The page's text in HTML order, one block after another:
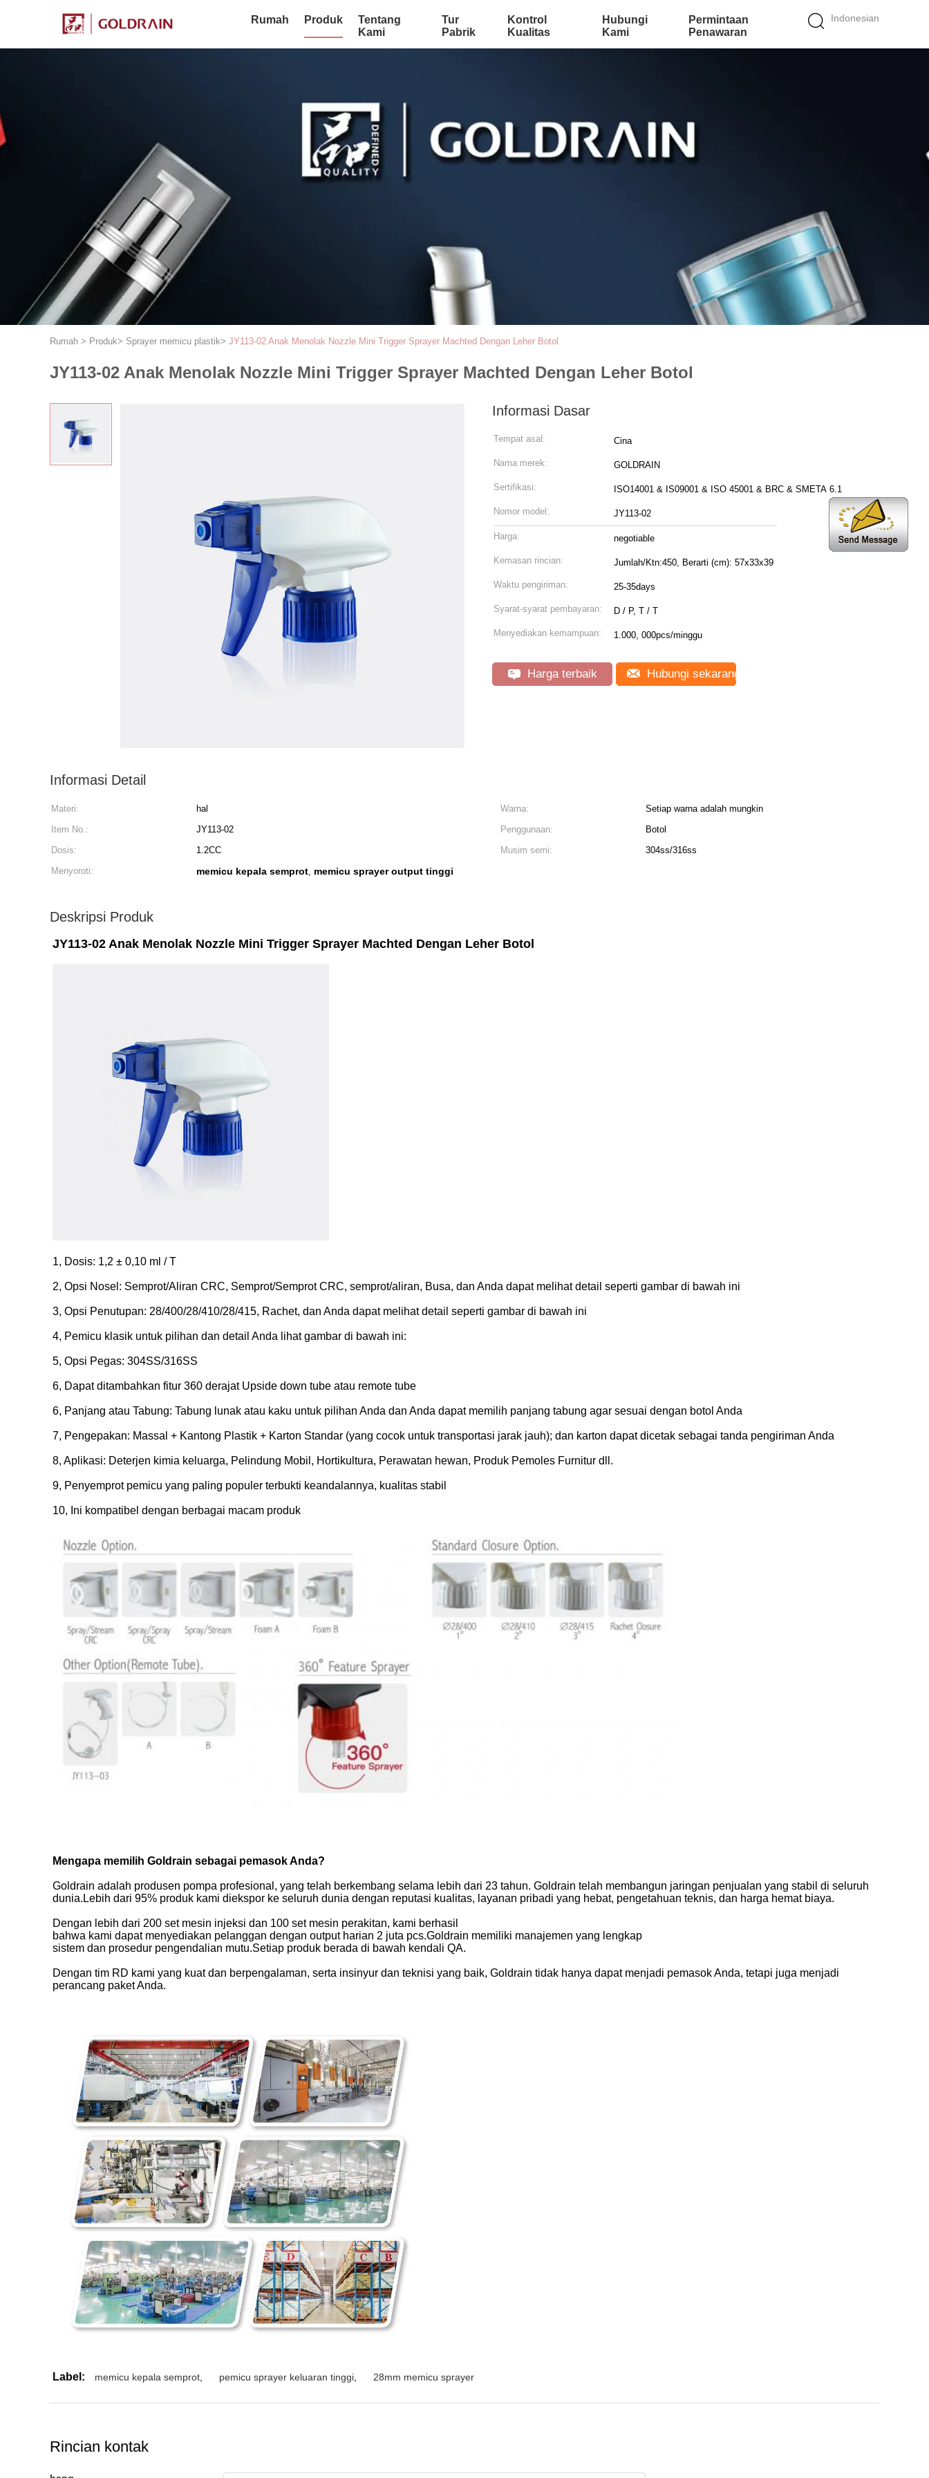
Indonesian
Rumah Produk
Tentang
Kami
Tur
Pabrik
Kontrol
Kualitas
Hubungi
Kami
Permintaan
Penawaran
Rumah > Produk> Sprayer memicu plastik> JY113-02 Anak Menolak Nozzle Mini Trigger Sprayer Machted Dengan Leher Botol
JY113-02 Anak Menolak Nozzle Mini Trigger Sprayer Machted Dengan Leher Botol
Informasi Dasar
Tempat asal: Cina
Nama merek: GOLDRAIN
Sertifikasi: ISO14001 & IS09001 & ISO 45001 & BRC & SMETA 6.1
Nomor model: JY113-02
Harga: negotiable
Kemasan rincian: Jumlah/Ktn:450, Berarti (cm): 57x33x39
Waktu pengiriman: 25-35days
Syarat-syarat pembayaran: D / P, T / T
Menyediakan kemampuan: 1.000, 000pcs/minggu
Harga terbaik Hubungi sekarang
Informasi Detail
Materi: hal Warna:
Setiap warna adalah mungkin
Item No.:
JY113-02 Penggunaan:
Botol
Dosis:
1.2CC Musim semi:
304ss/316ss
Menyoroti:
memicu kepala semprot, memicu sprayer output tinggi
Deskripsi Produk
JY113-02 Anak Menolak Nozzle Mini Trigger Sprayer Machted Dengan Leher Botol
1, Dosis: 1,2 ± 0,10 ml / T
2, Opsi Nosel: Semprot/Aliran CRC, Semprot/Semprot CRC, semprot/aliran, Busa, dan Anda dapat melihat detail seperti gambar di bawah ini
3, Opsi Penutupan: 28/400/28/410/28/415, Rachet, dan Anda dapat melihat detail seperti gambar di bawah ini
4, Pemicu klasik untuk pilihan dan detail Anda lihat gambar di bawah ini:
5, Opsi Pegas: 304SS/316SS
6, Dapat ditambahkan fitur 360 derajat Upside down tube atau remote tube
6, Panjang atau Tabung: Tabung lunak atau kaku untuk pilihan Anda dan Anda dapat memilih panjang tabung agar sesuai dengan botol Anda
7, Pengepakan: Massal + Kantong Plastik + Karton Standar (yang cocok untuk transportasi jarak jauh); dan karton dapat dicetak sebagai tanda pengiriman Anda
8, Aplikasi: Deterjen kimia keluarga, Pelindung Mobil, Hortikultura, Perawatan hewan, Produk Pemoles Furnitur dll.
9, Penyemprot pemicu yang paling populer terbukti keandalannya, kualitas stabil
10, Ini kompatibel dengan berbagai macam produk
Mengapa memilih Goldrain sebagai pemasok Anda?
Goldrain adalah produsen pompa profesional, yang telah berkembang selama lebih dari 23 tahun. Goldrain telah membangun jaringan penjualan yang stabil di seluruh
dunia.Lebih dari 95% produk kami diekspor ke seluruh dunia dengan reputasi kualitas, layanan pribadi yang hebat, pengetahuan teknis, dan harga hemat biaya.
Dengan lebih dari 200 set mesin injeksi dan 100 set mesin perakitan, kami berhasil
bahwa kami dapat menyediakan pelanggan dengan output harian 2 juta pcs.Goldrain memiliki manajemen yang lengkap
sistem dan prosedur pengendalian mutu.Setiap produk berada di bawah kendali QA.
Dengan tim RD kami yang kuat dan berpengalaman, serta insinyur dan teknisi yang baik, Goldrain tidak hanya dapat menjadi pemasok Anda, tetapi juga menjadi
perancang paket Anda.
Label: memicu kepala semprot pemicu sprayer keluaran tinggi 28mm memicu sprayer
Rincian kontak